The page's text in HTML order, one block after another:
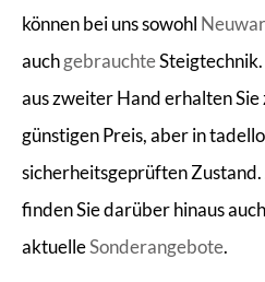
können bei uns sowohl
auchgebrauchte
aus zweiter Hand erhalten Sie
günstigen Preis, aber in
sicherheitsgeprüften
finden Sie darüber hinaus
aktuelleSonderangebote.